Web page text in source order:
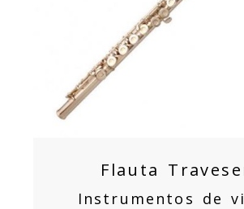
Flauta
Instrumentos de